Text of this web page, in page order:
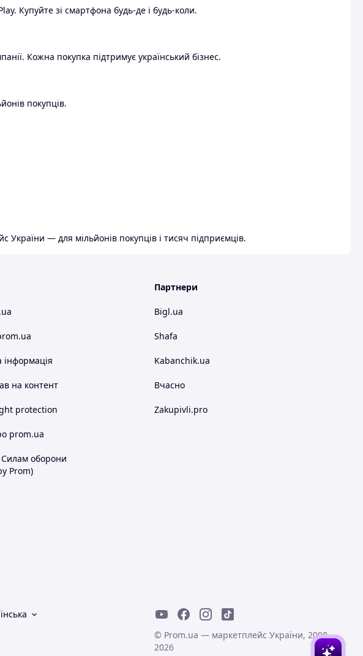
Купуйте зі смартфона будь-де і будь-коли.
Кожна покупка підтримує український бізнес.
покупців.
України — для мільйонів покупців і тисяч підприємців.
інформація
на контент
protection
prom.ua
оборони
Prom)
Партнери
Bigl.ua
Shafa
Kabanchik.ua
Вчасно
Zakupivli.pro
© Prom.ua — маркетплейс України, 2008-
2026